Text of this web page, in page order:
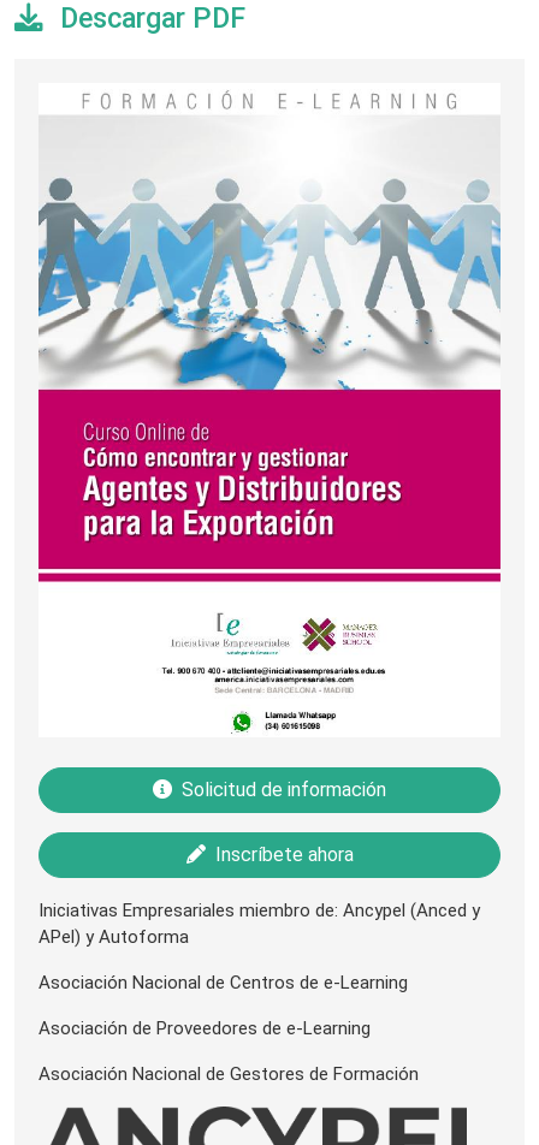
Descargar PDF
Solicitud de información
Inscríbete ahora
Iniciativas Empresariales miembro de: Ancypel (Anced y
APel) y Autoforma
Asociación Nacional de Centros de e-Learning
Asociación de Proveedores de e-Learning
Asociación Nacional de Gestores de Formación